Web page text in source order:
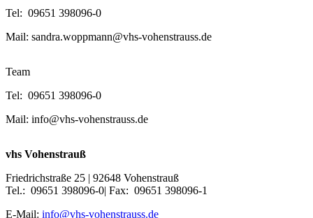
Tel: 09651 398096-0
Mail: sandra.woppmann@vhs-vohenstrauss.de
Team
Tel: 09651 398096-0
Mail: info@vhs-vohenstrauss.de
vhs Vohenstrauß
Friedrichstraße 25 | 92648 Vohenstrauß
Tel.: 09651 398096-0| Fax: 09651 398096-1
E-Mail: info@vhs-vohenstrauss.de